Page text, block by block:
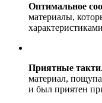
Оптимальное
материалы,
Приятные
материал,
и был приятен